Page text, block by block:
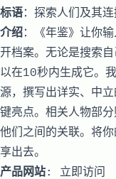
标语：探索人们及其
介绍：《年鉴》让你
开档案。无论是搜索
以在10秒内生成它。
源，撰写出详实、中
键亮点。相关人物部
他们之间的关联。将
享出去。
产品网站: 立即访问